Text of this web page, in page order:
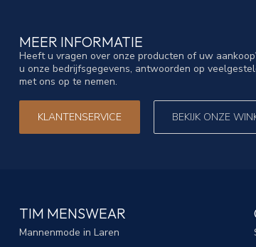
MEER INFORMATIE
Heeft u vragen over onze producten of uw
u onze bedrijfsgegevens, antwoorden op
met ons op te nemen.
KLANTENSERVICE BEKIJK ONZE
TIM MENSWEAR
Mannenmode in Laren